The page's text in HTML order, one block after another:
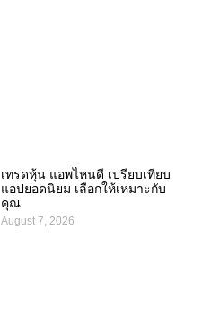
เทรดหุ้น แอพไหนดี เปรียบเทียบ
แอปยอดนิยม เลือกให้เหมาะกับ
คุณ
August 7, 2026